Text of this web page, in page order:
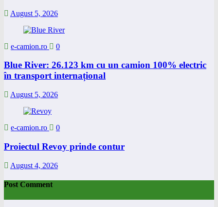
August 5, 2026
e-camion.ro 0
Blue River: 26.123 km cu un camion 100% electric
în transport internațional
August 5, 2026
e-camion.ro 0
Proiectul Revoy prinde contur
August 4, 2026
Post Comment